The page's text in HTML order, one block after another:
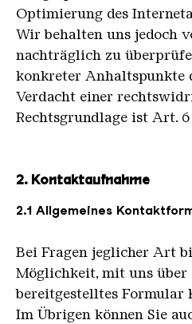
Optimierung des
Wir behalten uns jedoch
nachträglich zu
konkreter Anhaltspunkte
Verdacht einer
Rechtsgrundlage ist Art. 6
2. Kontaktaufnahme
2.1 Allgemeines
Bei Fragen jeglicher Art
Möglichkeit, mit uns über
bereitgestelltes Formular
Im Übrigen können Sie